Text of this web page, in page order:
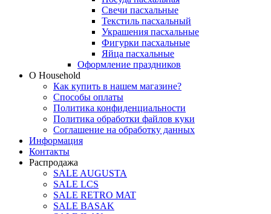
Свечи пасхальные
Текстиль пасхальный
Украшения пасхальные
Фигурки пасхальные
Яйца пасхальные
Оформление праздников
О Household
Как купить в нашем магазине?
Способы оплаты
Политика конфиденциальности
Политика обработки файлов куки
Соглашение на обработку данных
Информация
Контакты
Распродажа
SALE AUGUSTA
SALE LCS
SALE RETRO MAT
SALE BASAK